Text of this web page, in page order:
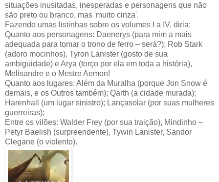
situações inusitadas, inesperadas e personagens que não
são preto ou branco, mas 'muito cinza'.
Fazendo umas listinhas sobre os volumes I a IV, diria:
Quanto aos personagens: Daenerys (para mim a mais
adequada para tomar o trono de ferro – será?); Rob Stark
(adoro mocinhos), Tyron Lanister (gosto de sua
ambiguidade) e Arya (torço por ela em toda a história),
Melisandre e o Mestre Aemon!
Quanto aos lugares: Além da Muralha (porque Jon Snow é
demais, e os Outros também); Qarth (a cidade murada);
Harenhall (um lugar sinistro); Lançasolar (por suas mulheres
guerreiras);
Entre os vilões: Walder Frey (por sua traição), Mindinho –
Petyr Baelish (surpreendente), Tywin Lanister, Sandor
Clegane (o violento).